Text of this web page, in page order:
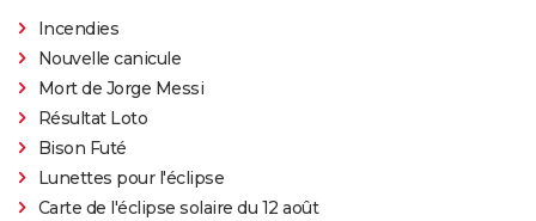
Incendies
Nouvelle canicule
Mort de Jorge Messi
Résultat Loto
Bison Futé
Lunettes pour l'éclipse
Carte de l'éclipse solaire du 12 août